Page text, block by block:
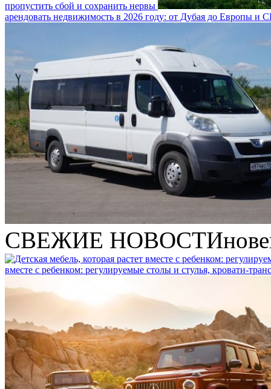
пропустить сбой и сохранить нервы
арендовать недвижимость в 2026 году: от Дубая до Европы и
СВЕЖИЕ НОВОСТИ
вместе с ребенком: регулируемые столы и стулья, кровати-